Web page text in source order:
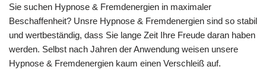
Sie suchen Hypnose & Fremdenergien in maximaler
Beschaffenheit? Unsre Hypnose & Fremdenergien sind so stabil
und wertbeständig, dass Sie lange Zeit Ihre Freude daran haben
werden. Selbst nach Jahren der Anwendung weisen unsere
Hypnose & Fremdenergien kaum einen Verschleiß auf.